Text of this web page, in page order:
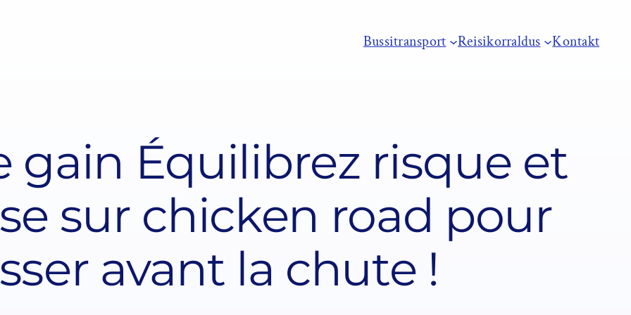
Bussitransport Reisikorraldus Kontakt
gain Équilibrez risque et
sur chicken road pour
avant la chute !